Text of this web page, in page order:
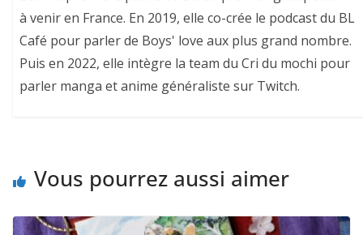
à venir en France. En 2019, elle co-crée le podcast du BL
Café pour parler de Boys' love aux plus grand nombre.
Puis en 2022, elle intègre la team du Cri du mochi pour
parler manga et anime généraliste sur Twitch.
Vous pourrez aussi aimer